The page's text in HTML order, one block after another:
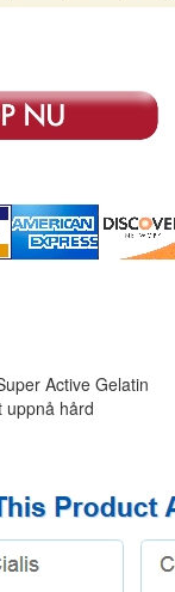
Active Gelatin
uppnå hård